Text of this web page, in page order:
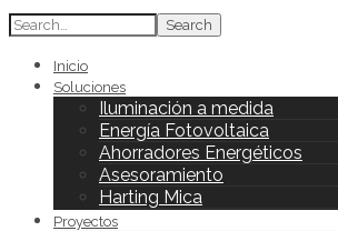
Search
Inicio
Soluciones
Iluminación a medida
Energía Fotovoltaica
Ahorradores Energéticos
Asesoramiento
Harting Mica
Proyectos